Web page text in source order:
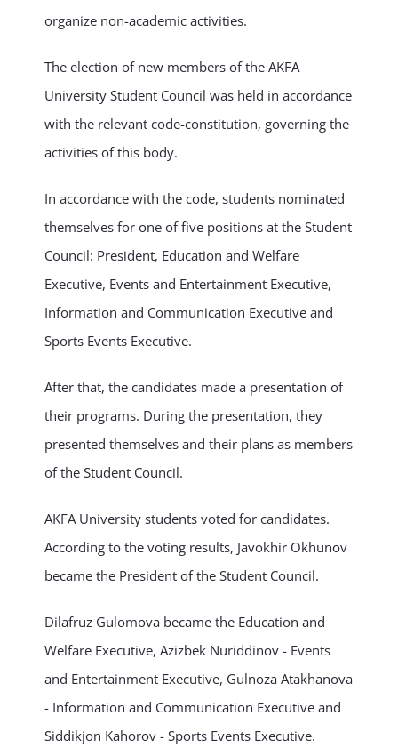
organize non-academic activities.
The election of new members of the AKFA
University Student Council was held in accordance
with the relevant code-constitution, governing the
activities of this body.
In accordance with the code, students nominated
themselves for one of five positions at the Student
Council: President, Education and Welfare
Executive, Events and Entertainment Executive,
Information and Communication Executive and
Sports Events Executive.
After that, the candidates made a presentation of
their programs. During the presentation, they
presented themselves and their plans as members
of the Student Council.
AKFA University students voted for candidates.
According to the voting results, Javokhir Okhunov
became the President of the Student Council.
Dilafruz Gulomova became the Education and
Welfare Executive, Azizbek Nuriddinov - Events
and Entertainment Executive, Gulnoza Atakhanova
- Information and Communication Executive and
Siddikjon Kahorov - Sports Events Executive.